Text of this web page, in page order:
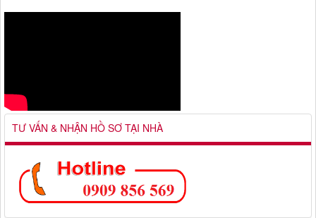
TƯ VẤN & NHẬN HỒ SƠ TẠI NHÀ